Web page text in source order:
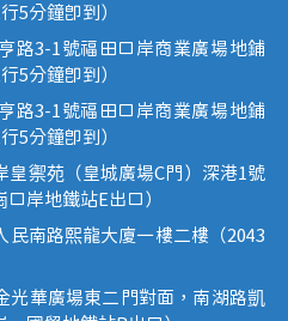
5分鐘即到）
路3-1號福田口岸商業廣場地鋪
5分鐘即到）
路3-1號福田口岸商業廣場地鋪
5分鐘即到）
皇禦苑（皇城廣場C門）深港1號
岸地鐵站E出口）
民南路熙龍大廈一樓二樓（2043
光華廣場東二門對面，南湖路凱